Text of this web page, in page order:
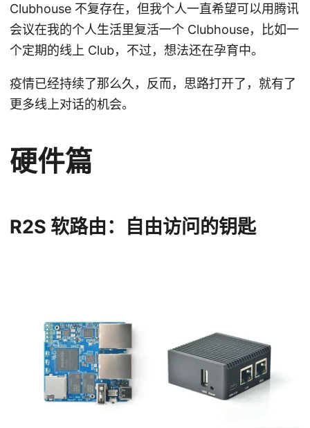
Clubhouse 不复存在，但我个人一直希望可以用腾讯
会议在我的个人生活里复活一个 Clubhouse，比如一
个定期的线上 Club，不过，想法还在孕育中。
疫情已经持续了那么久，反而，思路打开了，就有了
更多线上对话的机会。
硬件篇
R2S 软路由：自由访问的钥匙